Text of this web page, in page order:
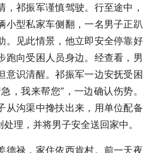
，祁振军谨慎驾驶。行至途中，
小型私家车侧翻，一名男子正趴
。见此情景，他立即安全停靠好
跑向受困人员身边。经查看，男
意识清醒。祁振军一边安抚受困
，我来帮您”，一边确认伤势。
从沟渠中搀扶出来，用单位配备
理，并将男子安全送回家中。
禄，家住依西肯村。前一天夜